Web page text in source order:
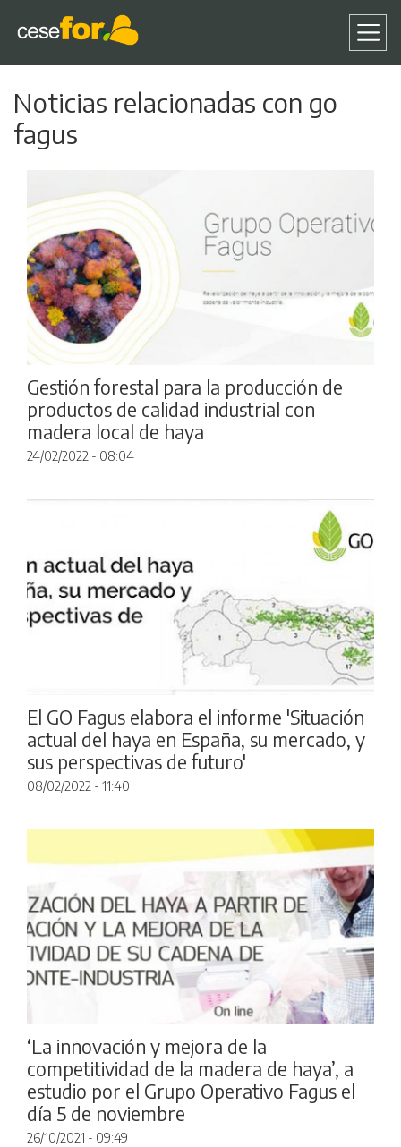
al
Noticias relacionadas con go
fagus
Gestión forestal para la producción de
productos de calidad industrial con
madera local de haya
24/02/2022 - 08:04
El GO Fagus elabora el informe 'Situación
actual del haya en España, su mercado, y
sus perspectivas de futuro'
08/02/2022 - 11:40
‘La innovación y mejora de la
competitividad de la madera de haya’, a
estudio por el Grupo Operativo Fagus el
día 5 de noviembre
26/10/2021 - 09:49